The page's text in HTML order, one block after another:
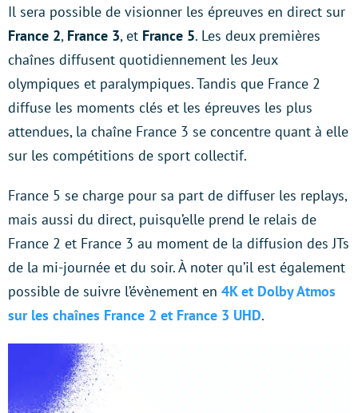
Il sera possible de visionner les épreuves en direct sur
France 2, France 3, et France 5. Les deux premières
chaînes diffusent quotidiennement les Jeux
olympiques et paralympiques. Tandis que France 2
diffuse les moments clés et les épreuves les plus
attendues, la chaîne France 3 se concentre quant à elle
sur les compétitions de sport collectif.
France 5 se charge pour sa part de diffuser les replays,
mais aussi du direct, puisqu’elle prend le relais de
France 2 et France 3 au moment de la diffusion des JTs
de la mi-journée et du soir. À noter qu’il est également
possible de suivre l’évènement en 4K et Dolby Atmos
sur les chaînes France 2 et France 3 UHD.